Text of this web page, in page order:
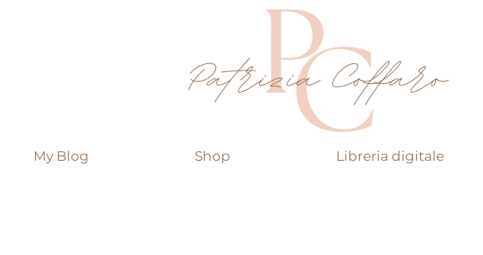
My Blog Shop Libreria digitale